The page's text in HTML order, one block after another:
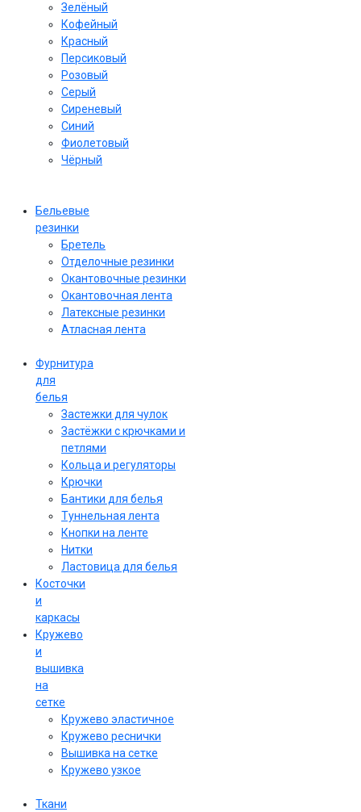
Зелёный
Кофейный
Красный
Персиковый
Розовый
Серый
Сиреневый
Cиний
Фиолетовый
Чёрный
Бельевые
резинки
Бретель
Отделочные резинки
Окантовочные резинки
Окантовочная лента
Латексные резинки
Атласная лента
Фурнитура
для
белья
Застежки для чулок
Застёжки с крючками и
петлями
Кольца и регуляторы
Крючки
Бантики для белья
Туннельная лента
Кнопки на ленте
Нитки
Ластовица для белья
Косточки
и
каркасы
Кружево
и
вышивка
на
сетке
Кружево эластичное
Кружево реснички
Вышивка на сетке
Кружево узкое
Ткани